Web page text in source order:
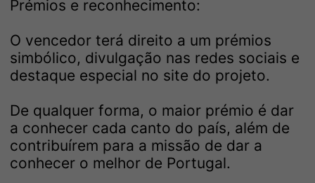
Prémios e reconhecimento:
O vencedor terá direito a um prémios
simbólico, divulgação nas redes sociais e
destaque especial no site do projeto.
De qualquer forma, o maior prémio é dar
a conhecer cada canto do país, além de
contribuírem para a missão de dar a
conhecer o melhor de Portugal.